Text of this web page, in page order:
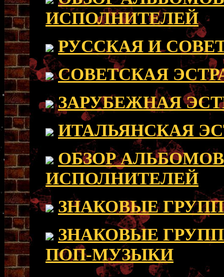
ИСПОЛНИТЕЛЕЙ
РУССКАЯ И
СОВЕТСКАЯ
ЗАРУБЕЖНАЯ
ИТАЛЬЯНСКАЯ
ОБЗОР
ИСПОЛНИТЕЛЕЙ
ЗНАКОВЫЕ
ЗНАКОВЫЕ
ПОП-МУЗЫКИ